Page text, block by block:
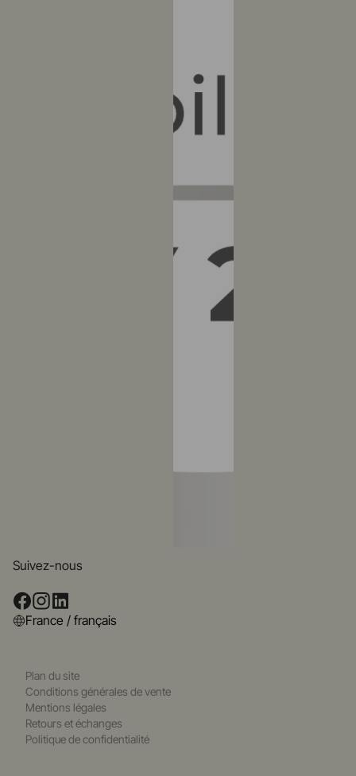
Suivez-nous
France / français
Plan du site
Conditions générales de vente
Mentions légales
Retours et échanges
Politique de confidentialité